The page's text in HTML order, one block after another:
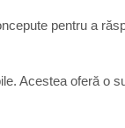
pentru a
Acestea oferă o